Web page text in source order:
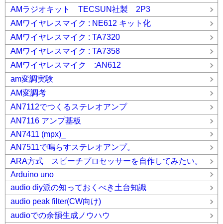
AMラジオキット TECSUN社製 2P3
AMワイヤレスマイク : NE612 キット化
AMワイヤレスマイク : TA7320
AMワイヤレスマイク : TA7358
AMワイヤレスマイク :AN612
am変調実験
AM変調考
AN7112でつくるステレオアンプ
AN7116 アンプ基板
AN7411 (mpx)_
AN7511で鳴らすステレオアンプ。
ARA方式 スピーチプロセッサーを自作してみたい。
Arduino uno
audio diy派の知っておくべき土台知識
audio peak filter(CW向け)
audioでの余韻生成ノウハウ